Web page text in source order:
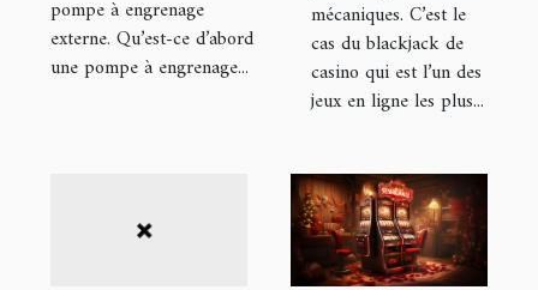
pompe à engrenage
externe. Qu’est-ce d’abord
une pompe à engrenage...
mécaniques. C’est le
cas du blackjack de
casino qui est l’un des
jeux en ligne les plus...